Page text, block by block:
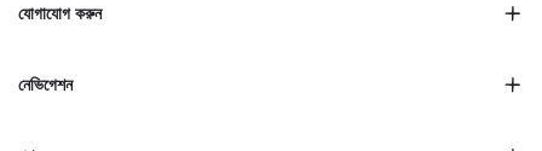
যোগাযোগ করুন
নেভিগেশন